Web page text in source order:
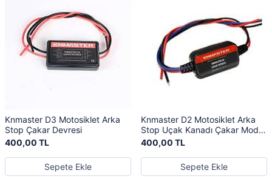
Knmaster D3 Motosiklet Arka
Stop Çakar Devresi
400,00 TL
Sepete Ekle
Knmaster D2 Motosiklet Arka
Stop Uçak Kanadı Çakar Modül
Devresi
400,00 TL
Sepete Ekle